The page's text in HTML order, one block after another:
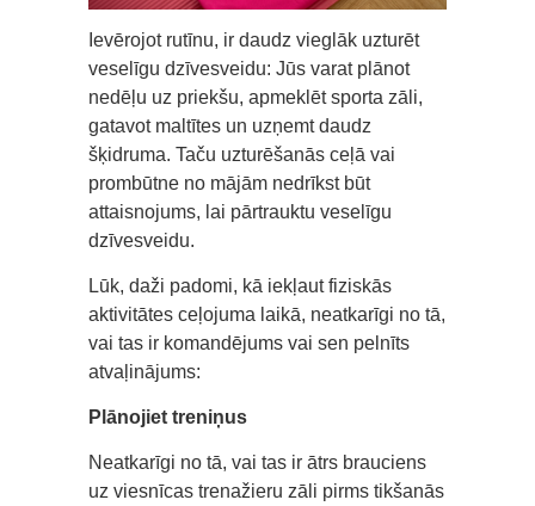
Ievērojot rutīnu, ir daudz vieglāk uzturēt
veselīgu dzīvesveidu: Jūs varat plānot
nedēļu uz priekšu, apmeklēt sporta zāli,
gatavot maltītes un uzņemt daudz
šķidruma. Taču uzturēšanās ceļā vai
prombūtne no mājām nedrīkst būt
attaisnojums, lai pārtrauktu veselīgu
dzīvesveidu.
Lūk, daži padomi, kā iekļaut fiziskās
aktivitātes ceļojuma laikā, neatkarīgi no tā,
vai tas ir komandējums vai sen pelnīts
atvaļinājums:
Plānojiet treniņus
Neatkarīgi no tā, vai tas ir ātrs brauciens
uz viesnīcas trenažieru zāli pirms tikšanās